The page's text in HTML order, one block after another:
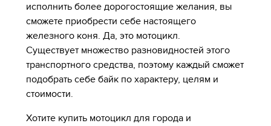
исполнить более дорогостоящие желания, вы
сможете приобрести себе настоящего
железного коня. Да, это мотоцикл.
Существует множество разновидностей этого
транспортного средства, поэтому каждый сможет
подобрать себе байк по характеру, целям и
стоимости.
Хотите купить мотоцикл для города и